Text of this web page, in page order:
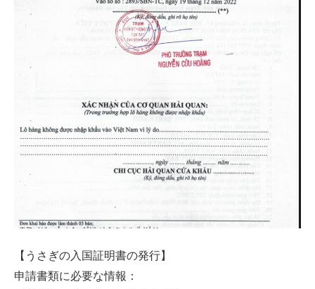
【うさぎの入国証明書の発行】
申請書類に必要な情報：